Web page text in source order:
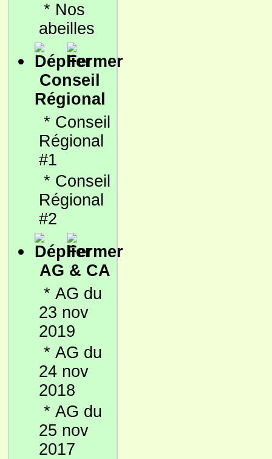
* Nos
abeilles
Conseil
Régional
* Conseil
Régional
#1
* Conseil
Régional
#2
AG & CA
* AG du
23 nov
2019
* AG du
24 nov
2018
* AG du
25 nov
2017